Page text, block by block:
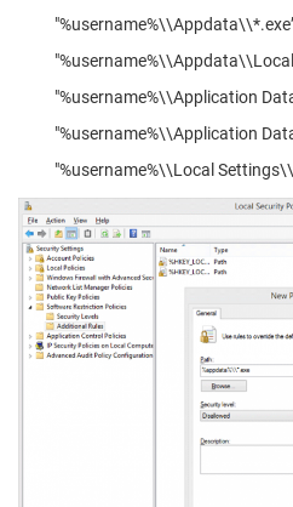
"%username%\\Application
"%username%\\Application
"%username%\\Local